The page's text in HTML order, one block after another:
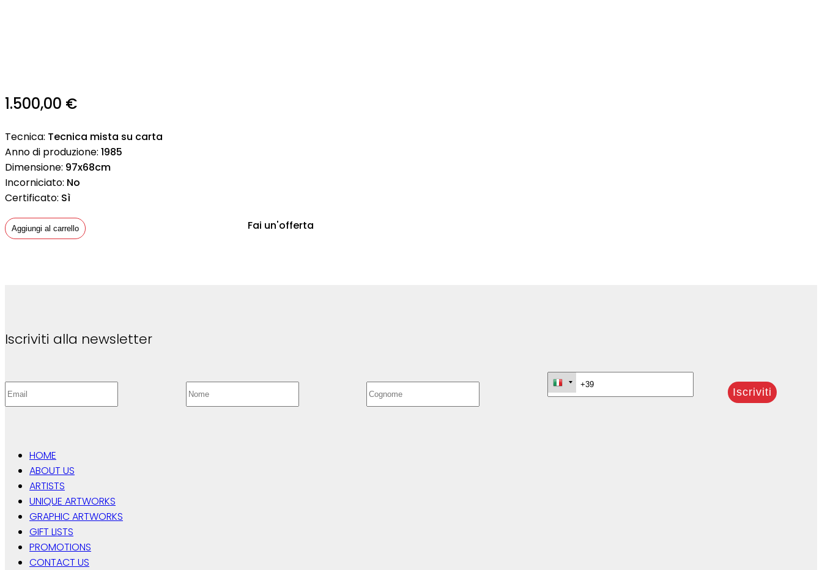
1.500,00 €
Tecnica: Tecnica mista su carta
Anno di produzione: 1985
Dimensione: 97x68cm
Incorniciato: No
Certificato: Sì
Aggiungi al carrello Fai un'offerta
Iscriviti alla newsletter
HOME
ABOUT US
ARTISTS
UNIQUE ARTWORKS
GRAPHIC ARTWORKS
GIFT LISTS
PROMOTIONS
CONTACT US